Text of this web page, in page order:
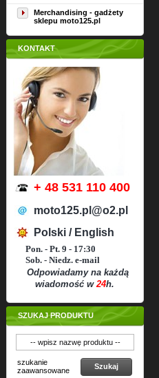
Merchandising - gadżety
sklepu moto125.pl
KONTAKT
+ 48 531 110 400
moto125.pl@o2.pl
Polski / English
Pon. - Pt. 9 - 17:30
Sob. - Niedz. e-mail
Odpowiadamy na każdą
wiadomość w24h.
SZUKAJ PRODUKTU
szukanie
zaawansowane
Szukaj